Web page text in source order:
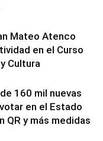
Mateo Atenco
en el Curso
Cultura
160 mil nuevas
en el Estado
QR y más medidas